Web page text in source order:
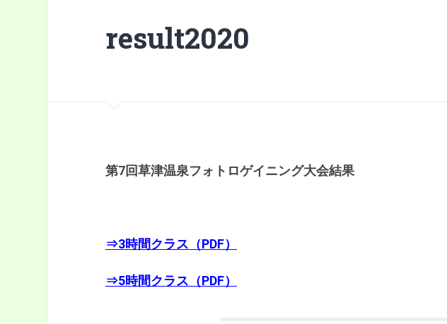
result2020
第7回草津温泉フォトロゲイニング大会結果
⇒3時間クラス（PDF）
⇒5時間クラス（PDF）